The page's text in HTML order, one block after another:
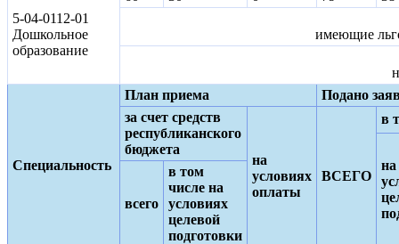
5-04-0112-01
Дошкольное
образование
имеющие
Специальность
План приема
Подано
за счет средств
республиканского
бюджета
на
условиях
оплаты
ВСЕГО
в
на
всего
в том
числе на
условиях
целевой
подготовки